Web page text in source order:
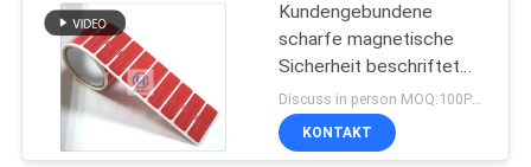
Kundengebundene
scharfe magnetische
Sicherheit beschriftet
freie Probe 66mm *
22mm
KONTAKT